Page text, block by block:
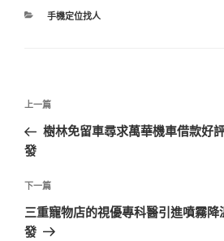
分
手機定位找人
文
導
覽
上
一
篇
章
上一篇
樹林免留車尋求萬華機車借款好
發
下
一
篇
下一篇
三重寵物店的視優專科醫引進噴霧
發